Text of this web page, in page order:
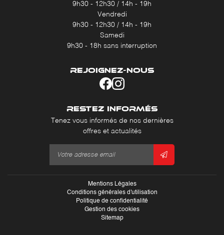
9h30 - 12h30 / 14h - 19h
Vendredi
9h30 - 12h30 / 14h - 19h
Samedi
9h30 - 18h sans interruption
REJOIGNEZ-NOUS
RESTEZ INFORMÉS
Tenez vous informés de nos dernières
offres et actualités
Mentions Légales
Conditions générales d'utilisation
Politique de confidentialité
Gestion des cookies
Sitemap